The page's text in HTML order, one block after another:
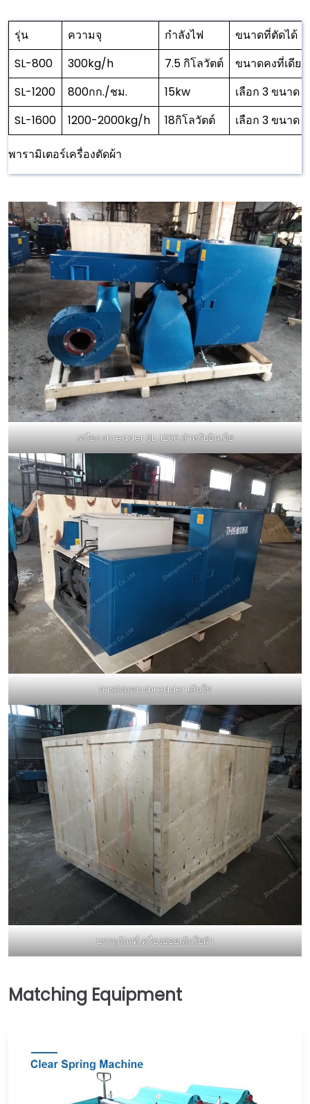
รุ่น ความจุ กำลังไฟ
ขนาดที่ตัดได้
SL-800
300kg/h 7.5 กิโลวัตต์
ขนาดคงที่เดีย
SL-1200
800กก./ชม. 15kw
เลือก 3 ขนาด
SL-1600
1200-2000kg/h 18กิโลวัตต์ เลือก 3 ขนาด
พารามิเตอร์เครื่องตัดผ้า
เครื่อง shredder SL-1200 สำหรับอินเดีย
การส่งมอบ shredder เส้นใย
บรรจุภัณฑ์เครื่องย่อยเส้นใยผ้า